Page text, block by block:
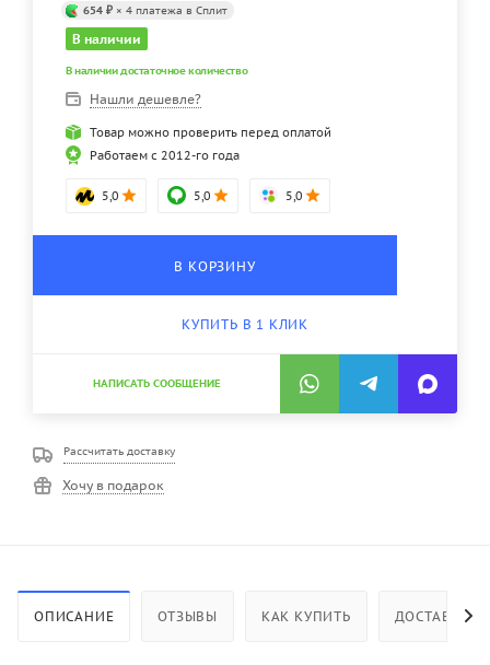
654 ₽ × 4 платежа в Сплит
В наличии
В наличии достаточное количество
Нашли дешевле?
Товар можно проверить перед оплатой
Работаем с 2012-го года
5,0 5,0 5,0
В КОРЗИНУ
КУПИТЬ В 1 КЛИК
НАПИСАТЬ СООБЩЕНИЕ
Рассчитать доставку
Хочу в подарок
ОПИСАНИЕ ОТЗЫВЫ КАК КУПИТЬ ДОСТАВКА